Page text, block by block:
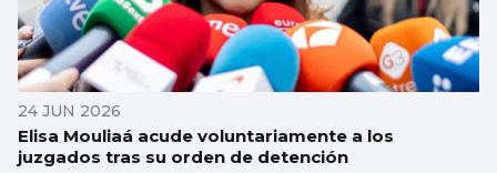
24 JUN 2026
Elisa Mouliaá acude voluntariamente a los
juzgados tras su orden de detención